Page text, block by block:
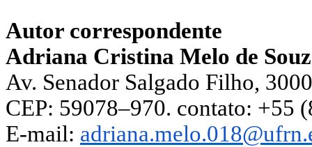
Autor correspondente
Adriana Cristina Melo de
Av. Senador Salgado Filho,
CEP: 59078–970. contato: +55
E-mail: